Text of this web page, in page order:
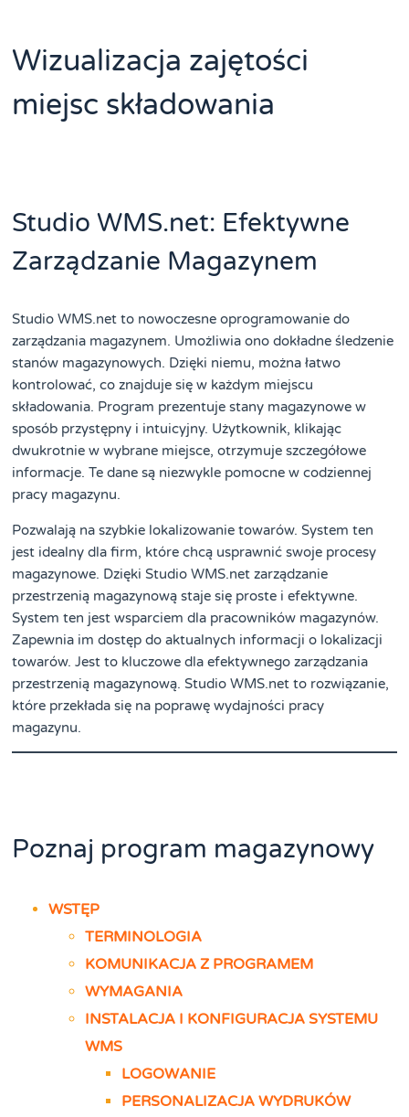
Wizualizacja zajętości
miejsc składowania
Studio WMS.net: Efektywne
Zarządzanie Magazynem
Studio WMS.net to nowoczesne oprogramowanie do
zarządzania magazynem. Umożliwia ono dokładne śledzenie
stanów magazynowych. Dzięki niemu, można łatwo
kontrolować, co znajduje się w każdym miejscu
składowania. Program prezentuje stany magazynowe w
sposób przystępny i intuicyjny. Użytkownik, klikając
dwukrotnie w wybrane miejsce, otrzymuje szczegółowe
informacje. Te dane są niezwykle pomocne w codziennej
pracy magazynu.
Pozwalają na szybkie lokalizowanie towarów. System ten
jest idealny dla firm, które chcą usprawnić swoje procesy
magazynowe. Dzięki Studio WMS.net zarządzanie
przestrzenią magazynową staje się proste i efektywne.
System ten jest wsparciem dla pracowników magazynów.
Zapewnia im dostęp do aktualnych informacji o lokalizacji
towarów. Jest to kluczowe dla efektywnego zarządzania
przestrzenią magazynową. Studio WMS.net to rozwiązanie,
które przekłada się na poprawę wydajności pracy
magazynu.
Poznaj program magazynowy
WSTĘP
TERMINOLOGIA
KOMUNIKACJA Z PROGRAMEM
WYMAGANIA
INSTALACJA I KONFIGURACJA SYSTEMU
WMS
LOGOWANIE
PERSONALIZACJA WYDRUKÓW